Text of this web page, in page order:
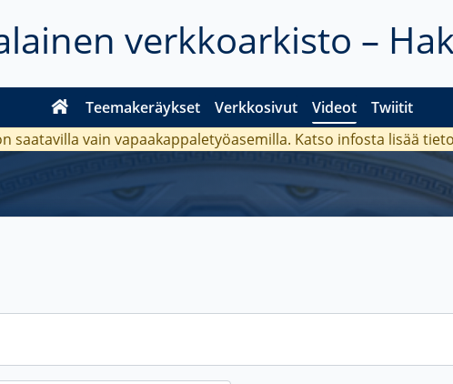
verkkoarkisto –
Teemakeräykset Verkkosivut Videot Twiitit
saatavilla vain vapaakappaletyöasemilla. Katso infosta lisää